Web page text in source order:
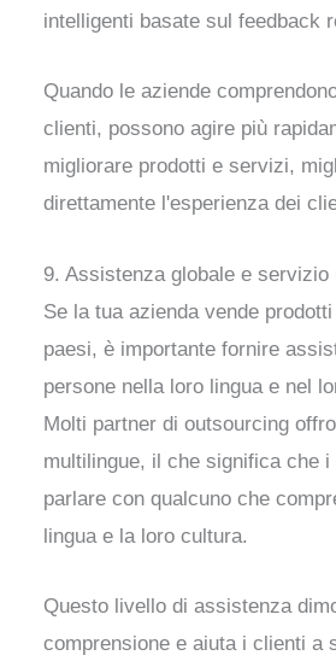
intelligenti basate sul feedback
Quando le aziende
clienti, possono agire più
migliorare prodotti e servizi,
direttamente l'esperienza dei
9. Assistenza globale e servizio
Se la tua azienda vende
paesi, è importante fornire
persone nella loro lingua e nel
Molti partner di outsourcing
multilingue, il che significa che
parlare con qualcuno che
lingua e la loro cultura.
Questo livello di assistenza
comprensione e aiuta i clienti a